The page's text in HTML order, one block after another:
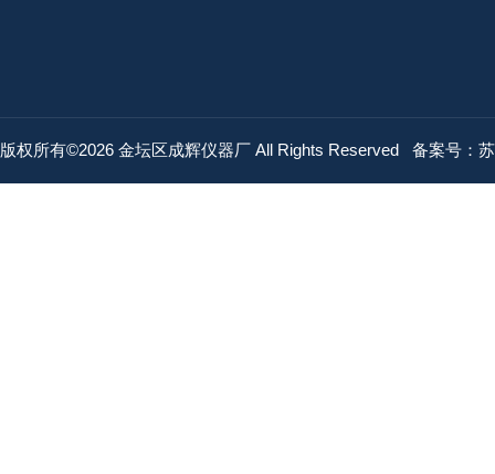
版权所有©2026 金坛区成辉仪器厂 All Rights Reserved 备案号：